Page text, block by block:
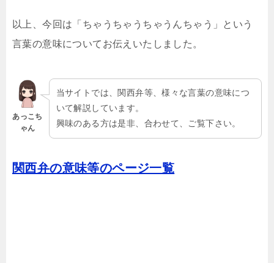
以上、今回は「ちゃうちゃうちゃうんちゃう」という
言葉の意味についてお伝えいたしました。
あっこち
ゃん
当サイトでは、関西弁等、様々な言葉の意味につ
いて解説しています。
興味のある方は是非、合わせて、ご覧下さい。
関西弁の意味等のページ一覧